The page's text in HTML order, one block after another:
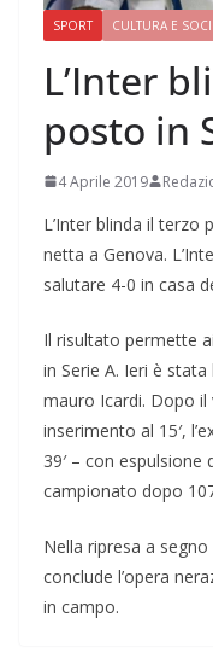
SPORT CULTURA E
L’Inter
posto in
4 Aprile 2019
L’Inter blinda il terzo
netta a Genova.
salutare 4-0 in casa
Il risultato permette
in Serie A. Ieri è
mauro Icardi. Dopo il
inserimento al 15′,
39′ – con
campionato dopo
Nella ripresa a
conclude l’opera
in campo.